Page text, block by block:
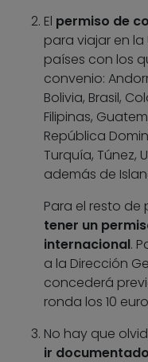
El permiso de
para viajar en
países con los
convenio:
Bolivia, Brasil,
Filipinas,
República
Turquía, Túnez,
además de
Para el resto
tener un
internacional.
a la Dirección
concederá
ronda los 10
No hay que
ir documentado